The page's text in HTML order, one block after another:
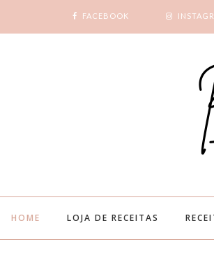
FACEBOOK
HOME LOJA DE RECEITAS